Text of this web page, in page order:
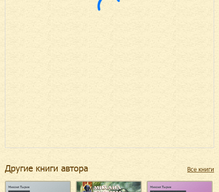
Другие книги автора Все книги